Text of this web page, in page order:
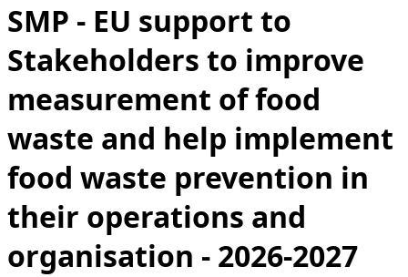
SMP - EU support to
Stakeholders to improve
measurement of food
waste and help implement
food waste prevention in
their operations and
organisation - 2026-2027